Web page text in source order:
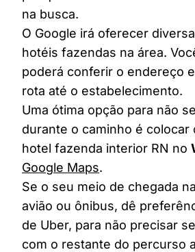
na busca.
O Google irá oferecer
hotéis fazendas na área.
poderá conferir o endereço
rota até o estabelecimento.
Uma ótima opção para não
durante o caminho é colocar
hotel fazenda interior RN no
Google Maps.
Se o seu meio de chegada
avião ou ônibus, dê
de Uber, para não precisar
com o restante do percurso